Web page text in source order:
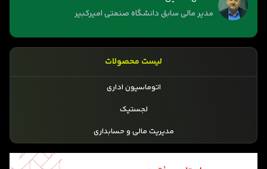
مدیر مالی سابق دانشگاه صنعتی امیرکبیر
لیست محصولات
اتوماسیون اداری
لجستیک
مدیریت مالی و حسابداری